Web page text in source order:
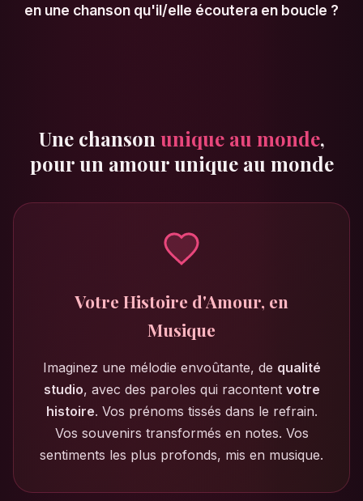
en une chanson qu'il/elle écoutera en boucle ?
Une chanson unique au monde,
pour un amour unique au monde
Votre Histoire d'Amour, en
Musique
Imaginez une mélodie envoûtante, de qualité
studio, avec des paroles qui racontent votre
histoire. Vos prénoms tissés dans le refrain.
Vos souvenirs transformés en notes. Vos
sentiments les plus profonds, mis en musique.